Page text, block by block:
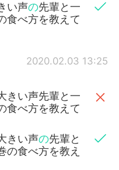
い声の先輩と一
食べ方を教えて
2020.02.03 13:25
きい声先輩と一
食べ方を教えて
きい声の先輩と
の食べ方を教え